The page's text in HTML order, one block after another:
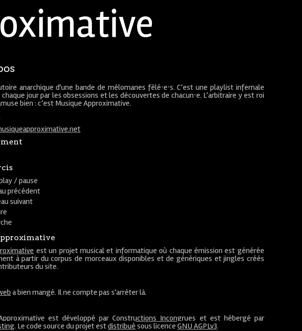
anarchique d'une bande de mélomanes fêlé⋅e⋅s. C’est une playlist infernale
jour par les obsessions et les découvertes de chacun⋅e. L’arbitraire y est roi
bien : c’est Musique Approximative.
/ pause
précédent
suivant
est un projet musical et informatique où chaque émission est générée
à partir du corpus de morceaux disponibles et de génériques et jingles créés
du site.
a bien mangé. Il ne compte pas s'arrêter là.
est développé parConstructions Incongrues et est hébergé par
. Le code source du projet estdistribué sous licence GNU AGPLv3.